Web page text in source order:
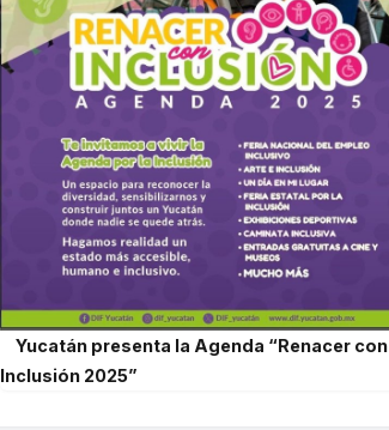
Yucatán presenta la Agenda “Renacer con
Inclusión 2025”